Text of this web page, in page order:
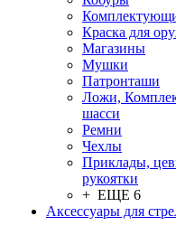
Краска для
Магазины
Мушки
Патронташи
Ложи,
шасси
Ремни
Чехлы
Приклады,
рукоятки
+ ЕЩЕ 6
Аксессуары для